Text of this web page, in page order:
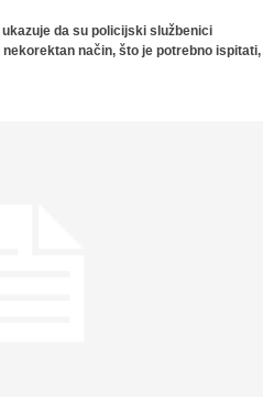
da su policijski službenici
način, što je potrebno ispitati,